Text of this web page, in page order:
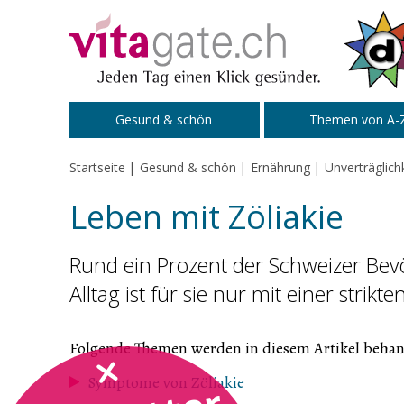
Gesund & schön Themen von A-
Startseite Gesund & schön Ernährung
Leben mit Zöliakie
Rund ein Prozent der Schweizer
Alltag ist für sie nur mit einer
Folgende Themen werden in diesem Artikel
Symptome von Zöliakie